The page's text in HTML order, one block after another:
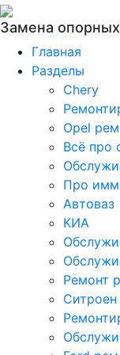
Замена
Главная
Разделы
Chery
Opel
Всё про
Про
Автоваз
КИА
Ремонт
Ситроен